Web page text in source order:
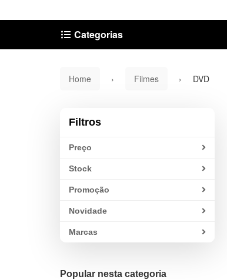
Categorias
Home Filmes DVD
Filtros
Preço
Stock
Promoção
Novidade
Marcas
Popular nesta categoria